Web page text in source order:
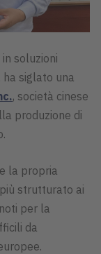
soluzioni
siglato una
, società cinese
produzione di
la propria
strutturato ai
per la
da